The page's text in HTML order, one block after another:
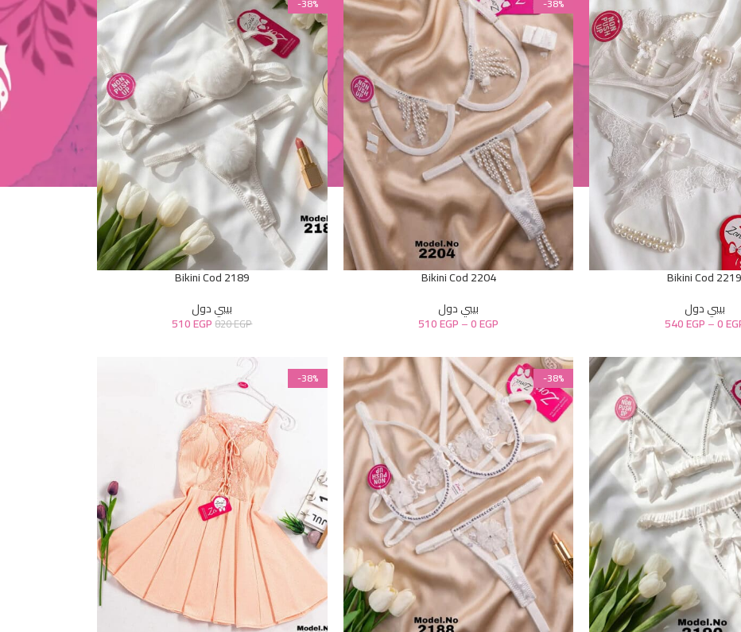
Bikini Cod 2219
بيبي دول
0
–
540EGP
Bikini Cod 2204
بيبي دول
0EGP
–
510EGP
Bikini Cod 2189
بيبي دول
820EGP
510EGP
-38%
-38%